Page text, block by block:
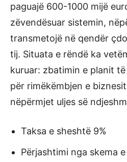
paguajë 600-1000 mijë
zëvendësuar sistemin,
transmetojë në qendër
tij. Situata e rëndë ka
kuruar: zbatimin e planit
për rimëkëmbjen e
nëpërmjet uljes së
Taksa e sheshtë 9%
Përjashtimi nga skema